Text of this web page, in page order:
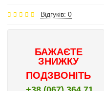
Відгуків: 0
БАЖАЄТЕ
ЗНИЖКУ
ПОДЗВОНІТЬ